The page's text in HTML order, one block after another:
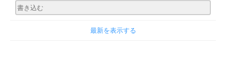
最新を表示する